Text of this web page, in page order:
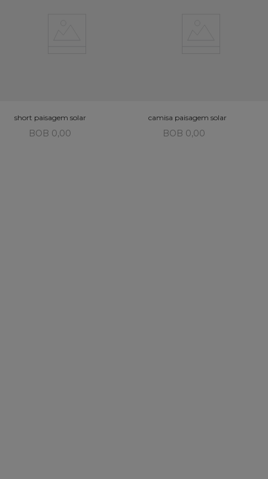
short paisagem solar
BOB 0,00
camisa paisagem solar
BOB 0,00